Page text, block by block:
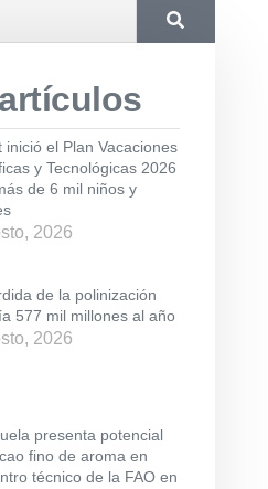
inició el Plan Vacaciones
y Tecnológicas 2026
de 6 mil niños y
2026
de la polinización
577 mil millones al año
2026
presenta potencial
fino de aroma en
técnico de la FAO en